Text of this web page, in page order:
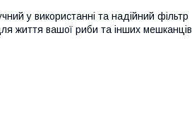
у використанні та надійний фільтр
життя вашої риби та інших мешканців